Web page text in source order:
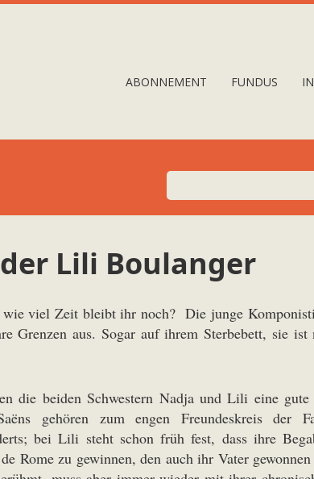
ABONNEMENT FUNDUS
Lili Boulanger
viel Zeit bleibt ihr noch? Die junge
Grenzen aus. Sogar auf ihrem Sterbebett, sie
die beiden Schwestern Nadja und Lili eine
gehören zum engen Freundeskreis
bei Lili steht schon früh fest, dass ihre
Rome zu gewinnen, den auch ihr Vater